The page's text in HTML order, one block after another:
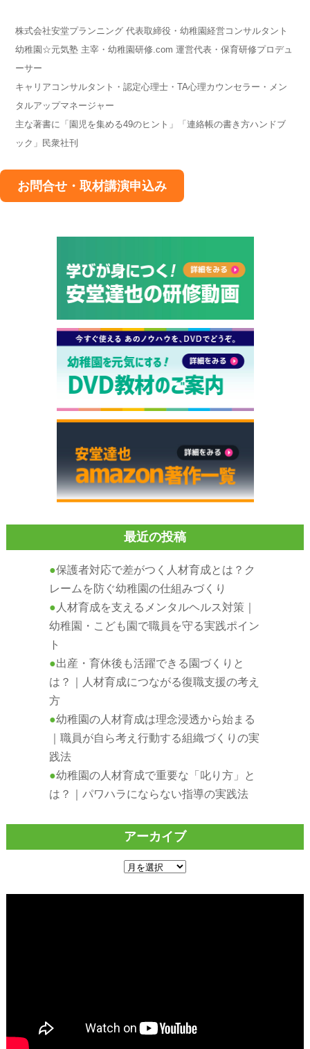
株式会社安堂プランニング 代表取締役・幼稚園経営コンサルタント
幼稚園☆元気塾 主宰・幼稚園研修.com 運営代表・保育研修プロデュ
ーサー
キャリアコンサルタント・認定心理士・TA心理カウンセラー・メン
タルアップマネージャー
主な著書に「園児を集める49のヒント」「連絡帳の書き方ハンドブ
ック」民衆社刊
お問合せ・取材講演申込み
最近の投稿
保護者対応で差がつく人材育成とは？ク
レームを防ぐ幼稚園の仕組みづくり
人材育成を支えるメンタルヘルス対策｜
幼稚園・こども園で職員を守る実践ポイン
ト
出産・育休後も活躍できる園づくりと
は？｜人材育成につながる復職支援の考え
方
幼稚園の人材育成は理念浸透から始まる
｜職員が自ら考え行動する組織づくりの実
践法
幼稚園の人材育成で重要な「叱り方」と
は？｜パワハラにならない指導の実践法
アーカイブ
ア